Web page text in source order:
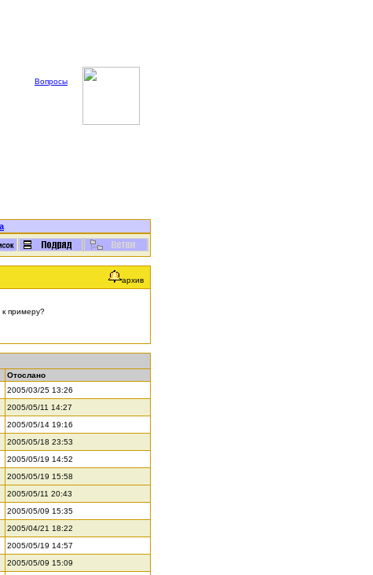
Вопросы
архив
примеру?
Отослано
2005/03/25 13:26
2005/05/11 14:27
2005/05/14 19:16
2005/05/18 23:53
2005/05/19 14:52
2005/05/19 15:58
2005/05/11 20:43
2005/05/09 15:35
2005/04/21 18:22
2005/05/19 14:57
2005/05/09 15:09